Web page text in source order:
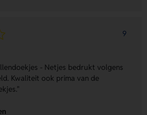
9
- Netjes bedrukt volgens
Kwaliteit ook prima van de